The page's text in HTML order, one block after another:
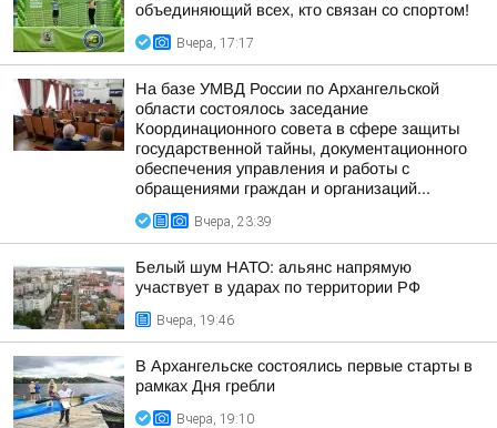
объединяющий всех, кто связан со спортом!
Вчера, 17:17
На базе УМВД России по Архангельской
области состоялось заседание
Координационного совета в сфере защиты
государственной тайны, документационного
обеспечения управления и работы с
обращениями граждан и организаций...
Вчера, 23:39
Белый шум НАТО: альянс напрямую
участвует в ударах по территории РФ
Вчера, 19:46
В Архангельске состоялись первые старты в
рамках Дня гребли
Вчера, 19:10